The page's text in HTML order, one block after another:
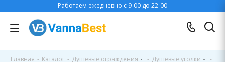
Работаем ежедневно с 9-00 до 22-00
Главная - Каталог - Душевые ограждения - Душевые уголки
-